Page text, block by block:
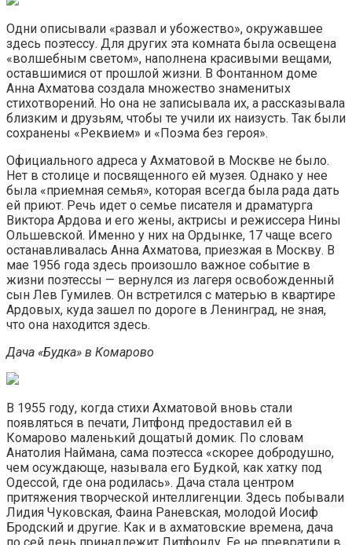
Одни описывали «развал и убожество», окружавшее
здесь поэтессу. Для других эта комната была освещена
«волшебным светом», наполнена красивыми вещами,
оставшимися от прошлой жизни. В Фонтанном доме
Анна Ахматова создала множество знаменитых
стихотворений. Но она не записывала их, а рассказывала
близким и друзьям, чтобы те учили их наизусть. Так были
сохранены «Реквием» и «Поэма без героя».
Официального адреса у Ахматовой в Москве не было.
Нет в столице и посвященного ей музея. Однако у нее
была «приемная семья», которая всегда была рада дать
ей приют. Речь идет о семье писателя и драматурга
Виктора Ардова и его жены, актрисы и режиссера Нины
Ольшевской. Именно у них на Ордынке, 17 чаще всего
останавливалась Анна Ахматова, приезжая в Москву. В
мае 1956 года здесь произошло важное событие в
жизни поэтессы — вернулся из лагеря освобожденный
сын Лев Гумилев. Он встретился с матерью в квартире
Ардовых, куда зашел по дороге в Ленинград, не зная,
что она находится здесь.
Дача «Будка» в Комарово
В 1955 году, когда стихи Ахматовой вновь стали
появляться в печати, Литфонд предоставил ей в
Комарово маленький дощатый домик. По словам
Анатолия Наймана, сама поэтесса «скорее добродушно,
чем осуждающе, называла его Будкой, как хатку под
Одессой, где она родилась». Дача стала центром
притяжения творческой интеллигенции. Здесь побывали
Лидия Чуковская, Фаина Раневская, молодой Иосиф
Бродский и другие. Как и в ахматовские времена, дача